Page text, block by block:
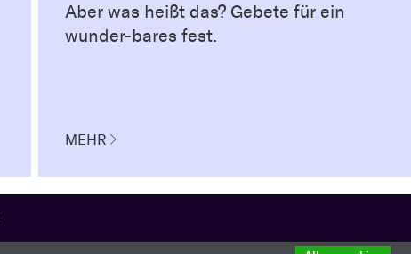
Aber was heißt das? Gebete für ein
wunder-bares fest.
MEHR